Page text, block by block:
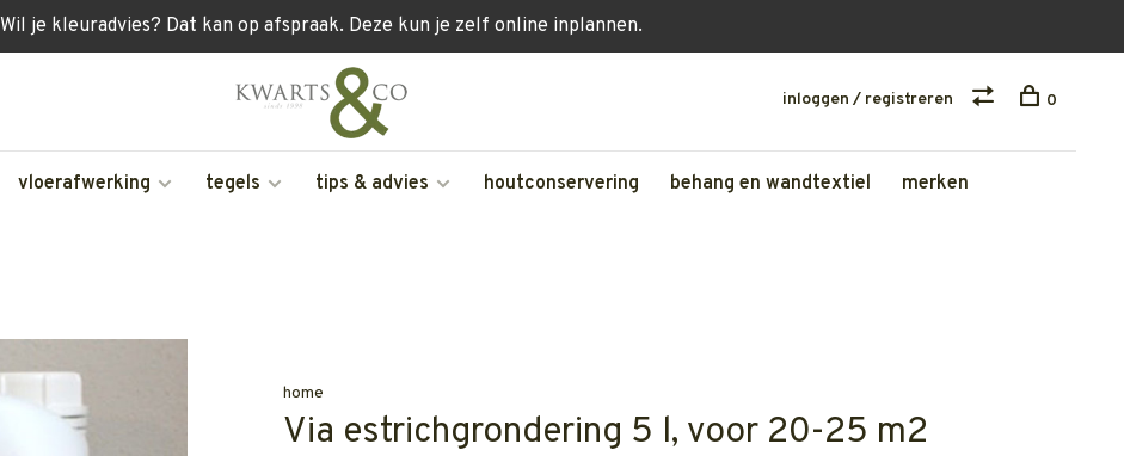
Wil je kleuradvies? Dat kan op afspraak. Deze kun je zelf online inplannen.
vloerafwerking tegels tips & advies houtconservering behang en wandtextiel merken
inloggen / registreren 0
home
Via estrichgrondering 5 l, voor 20-25 m2